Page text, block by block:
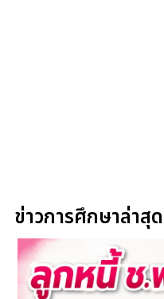
ข่าวการศึกษาล่าสุด